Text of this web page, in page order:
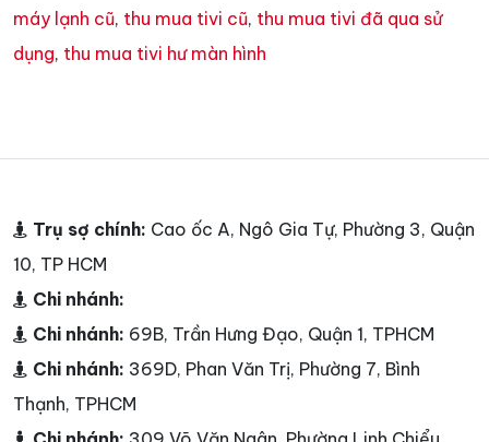
máy lạnh cũ thu mua tivi cũ thu mua tivi đã qua sử
Trụ sợ chính:
10, TP HCM
Chi nhánh:
Chi nhánh: 69B, Trần Hưng Đạo, Quận 1, TPHCM
Chi nhánh:369D, Phan Văn Trị, Phường 7, Bình
Thạnh, TPHCM